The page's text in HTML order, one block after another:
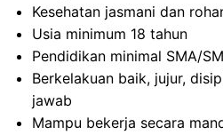
Kesehatan jasmani dan
Usia minimum 18 tahun
Pendidikan minimal SMA/
Berkelakuan baik, jujur,
jawab
Mampu bekerja secara